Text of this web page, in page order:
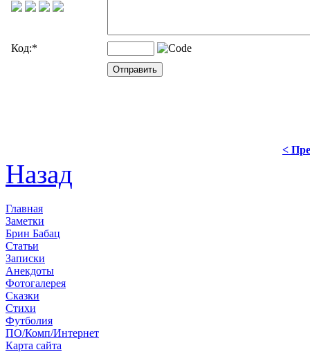
Код:*
<
Назад
Главная
Заметки
Брин Бабац
Статьи
Записки
Анекдоты
Фотогалерея
Сказки
Стихи
Футболия
ПО/Комп/Интернет
Карта сайта